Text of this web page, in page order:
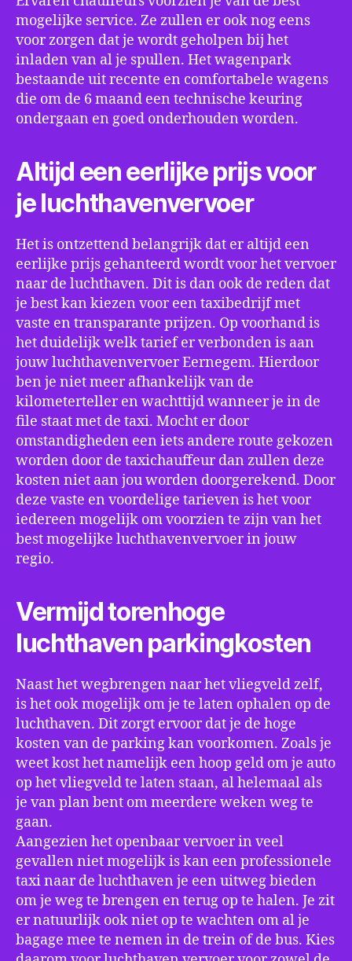
mogelijke service. Ze zullen er ook nog eens
voor zorgen dat je wordt geholpen bij het
inladen van al je spullen. Het wagenpark
bestaande uit recente en comfortabele wagens
die om de 6 maand een technische keuring
ondergaan en goed onderhouden worden.
Altijd een eerlijke prijs voor
je luchthavenvervoer
Het is ontzettend belangrijk dat er altijd een
eerlijke prijs gehanteerd wordt voor het vervoer
naar de luchthaven. Dit is dan ook de reden dat
je best kan kiezen voor een taxibedrijf met
vaste en transparante prijzen. Op voorhand is
het duidelijk welk tarief er verbonden is aan
jouw luchthavenvervoer Eernegem. Hierdoor
ben je niet meer afhankelijk van de
kilometerteller en wachttijd wanneer je in de
file staat met de taxi. Mocht er door
omstandigheden een iets andere route gekozen
worden door de taxichauffeur dan zullen deze
kosten niet aan jou worden doorgerekend. Door
deze vaste en voordelige tarieven is het voor
iedereen mogelijk om voorzien te zijn van het
best mogelijke luchthavenvervoer in jouw
regio.
Vermijd torenhoge
luchthaven parkingkosten
Naast het wegbrengen naar het vliegveld zelf,
is het ook mogelijk om je te laten ophalen op de
luchthaven. Dit zorgt ervoor dat je de hoge
kosten van de parking kan voorkomen. Zoals je
weet kost het namelijk een hoop geld om je auto
op het vliegveld te laten staan, al helemaal als
je van plan bent om meerdere weken weg te
gaan.
Aangezien het openbaar vervoer in veel
gevallen niet mogelijk is kan een professionele
taxi naar de luchthaven je een uitweg bieden
om je weg te brengen en terug op te halen. Je zit
er natuurlijk ook niet op te wachten om al je
bagage mee te nemen in de trein of de bus. Kies